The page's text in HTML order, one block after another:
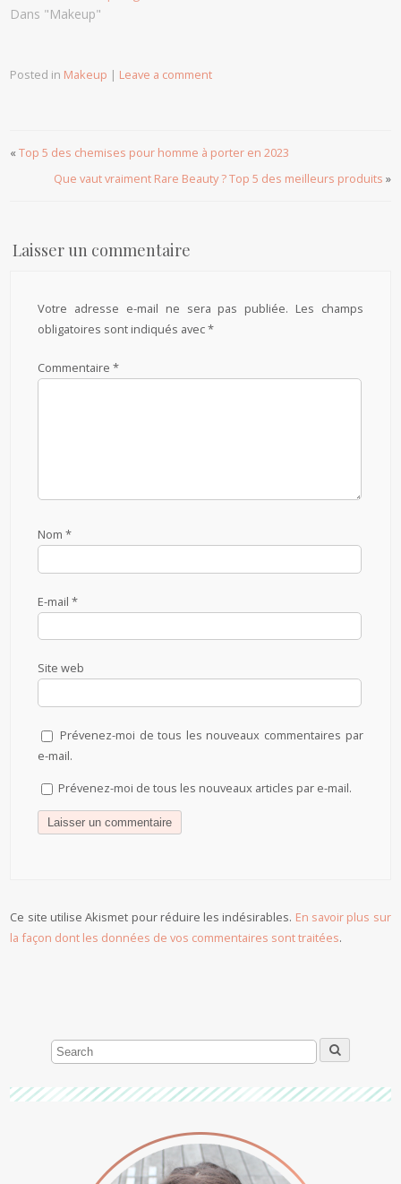
Dans "Makeup"
Posted in Makeup | Leave a comment
«Top 5 des chemises pour homme à porter en 2023
Que vaut vraiment Rare Beauty ? Top 5 des meilleurs produits »
Laisser un commentaire
Votre adresse e-mail ne sera pas publiée. Les champs
obligatoires sont indiqués avec*
Commentaire*
Nom*
E-mail*
Site web
Prévenez-moi de tous les nouveaux commentaires par
e-mail.
Prévenez-moi de tous les nouveaux articles par e-mail.
Ce site utilise Akismet pour réduire les indésirables. En savoir plus sur
la façon dont les données de vos commentaires sont traitées.